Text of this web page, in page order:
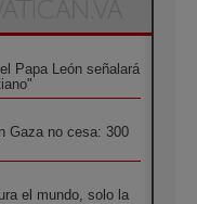
Papa León señalará
Gaza no cesa: 300
el mundo, solo la